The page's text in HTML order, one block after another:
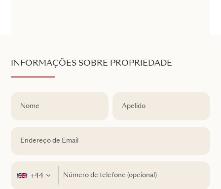
INFORMAÇÕES SOBRE PROPRIEDADE
+44